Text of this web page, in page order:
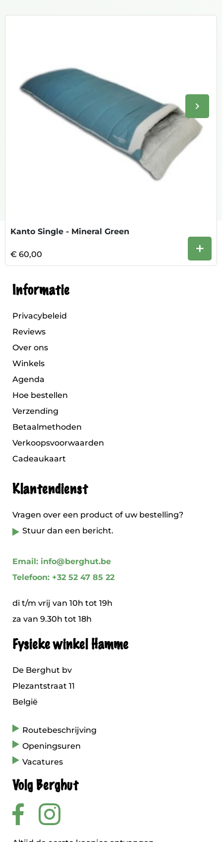
keyboard_arrow_right
Kanto Single - Mineral Green
€ 60,00 +
Informatie
Privacybeleid
Reviews
Over ons
Winkels
Agenda
Hoe bestellen
Verzending
Betaalmethoden
Verkoopsvoorwaarden
Cadeaukaart
Klantendienst
Vragen over een product of uw bestelling?
Stuur dan een bericht.
Email: info@berghut.be
Telefoon: +32 52 47 85 22
di t/m vrij van 10h tot 19h
za van 9.30h tot 18h
Fysieke winkel Hamme
De Berghut bv
Plezantstraat 11
België
Routebeschrijving
Openingsuren
Vacatures
Volg Berghut